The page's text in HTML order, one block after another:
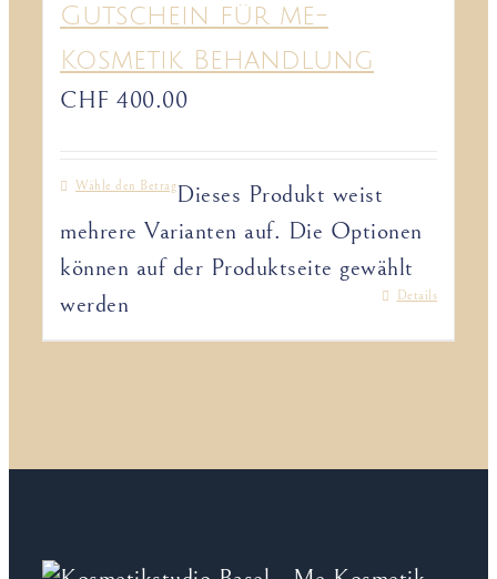
Gutschein für me-
Kosmetik Behandlung
CHF 400.00
Wähle den BetragDieses Produkt weist
mehrere Varianten auf. Die Optionen
können auf der Produktseite gewählt
werden
Details